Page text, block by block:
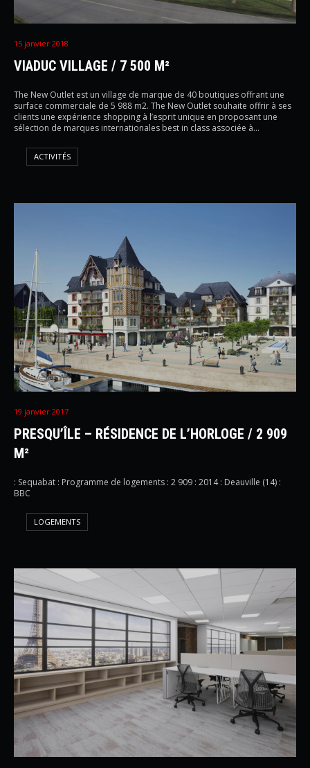
15 janvier 2018
VIADUC VILLAGE / 7 500 M²
The New Outlet est un village de marque de 40 boutiques offrant une
surface commerciale de 5 988 m2. The New Outlet souhaite offrir à ses
clients une expérience shopping à l’esprit unique en proposant une
sélection de marques internationales best in class associée à…
ACTIVITÉS
19 janvier 2017
PRESQU’ÎLE – RÉSIDENCE DE L’HORLOGE / 2 909
M²
: Sequabat : Programme de logements : 2 909 : 2014 : Deauville (14) :
BBC
LOGEMENTS